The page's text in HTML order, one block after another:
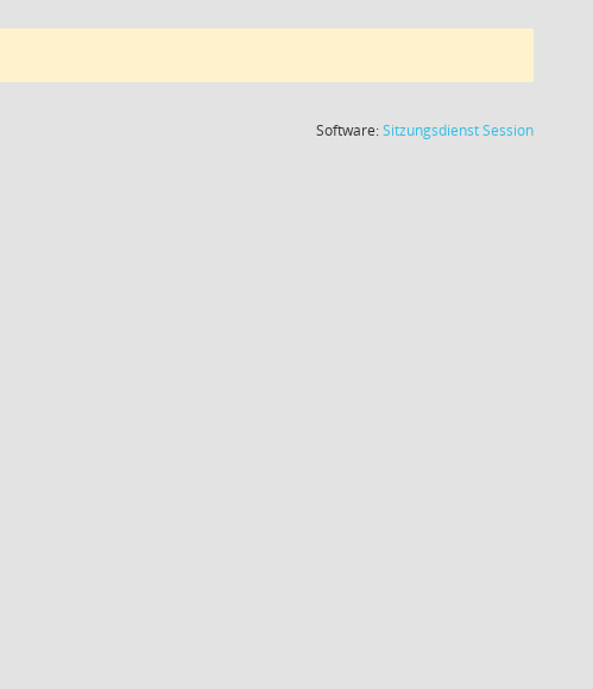
Software:SitzungsdienstSession(Wird in